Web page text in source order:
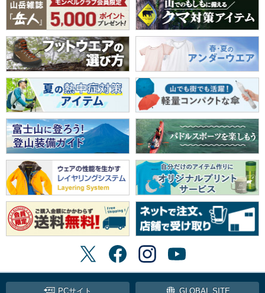
PCサイト GLOBAL SITE